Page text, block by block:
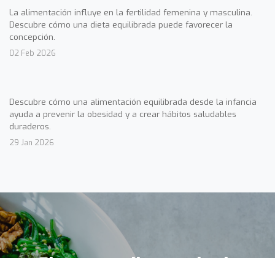
La alimentación influye en la fertilidad femenina y masculina.
Descubre cómo una dieta equilibrada puede favorecer la
concepción.
02 Feb 2026
Descubre cómo una alimentación equilibrada desde la infancia
ayuda a prevenir la obesidad y a crear hábitos saludables
duraderos.
29 Jan 2026